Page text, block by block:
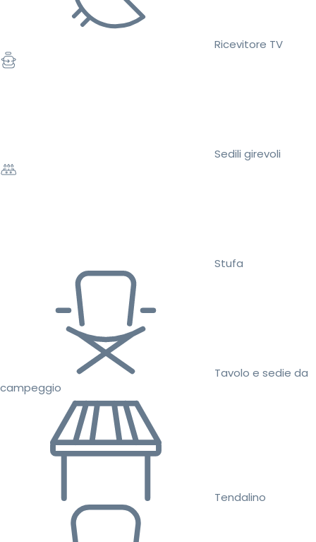
Ricevitore TV
Sedili girevoli
Stufa
Tavolo e sedie da
campeggio
Tendalino